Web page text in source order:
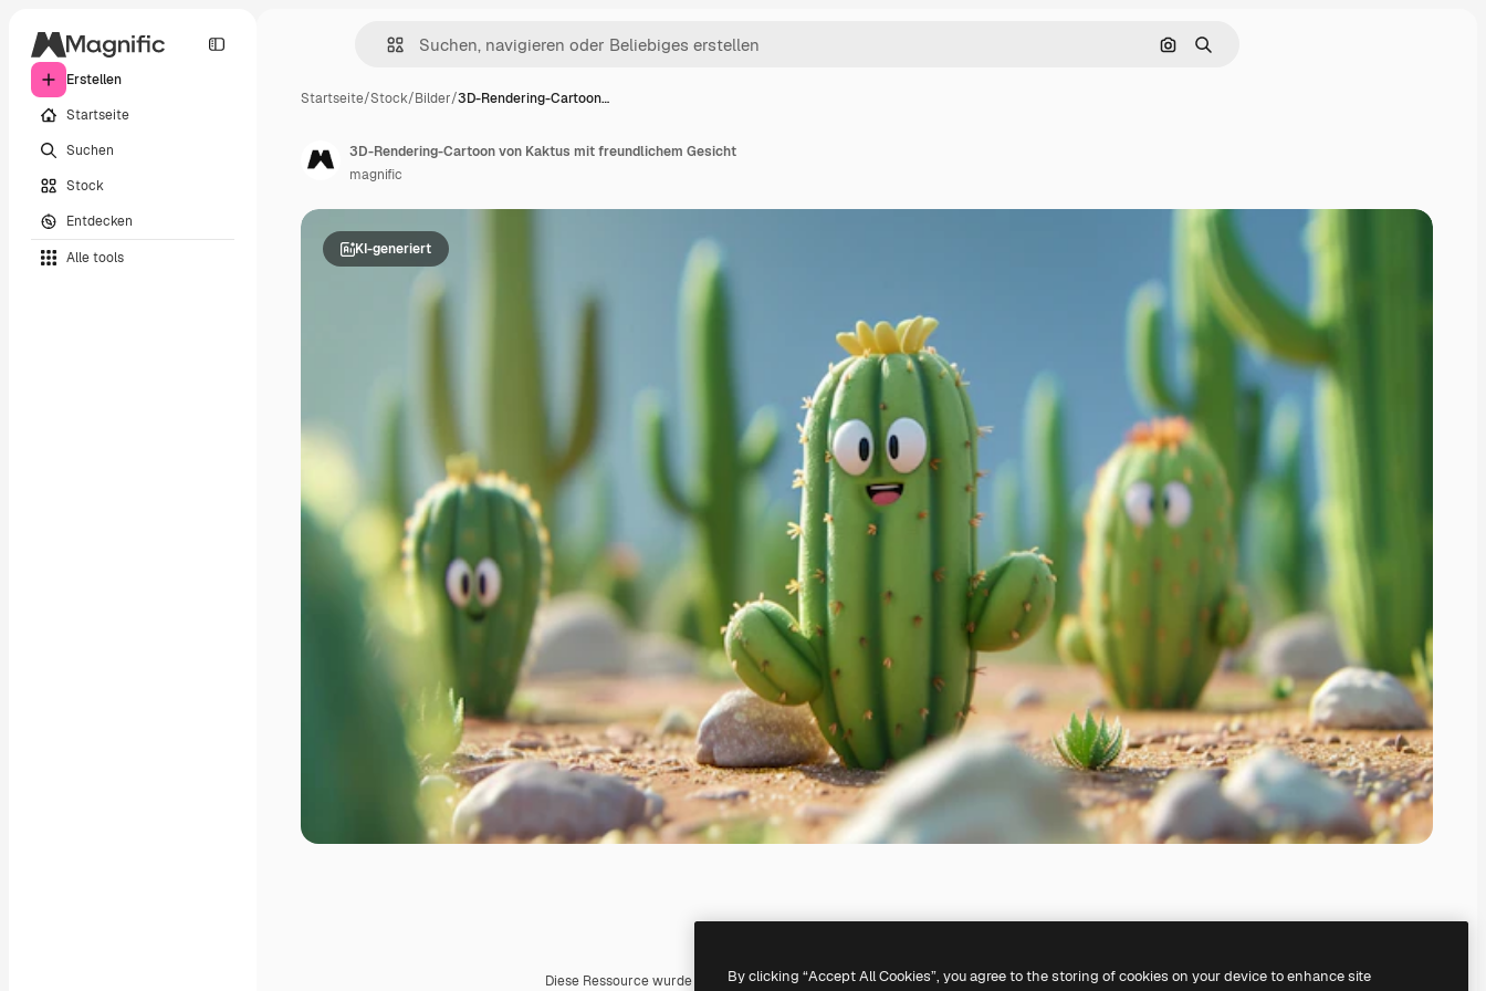
Erstellen
Startseite
Suchen
Stock
Entdecken
Alle tools
Nach Bild suchen
Suchen
Startseite/Stock/Bilder/3D-Rendering-Cartoon…
KI-generiert
Diese Ressource wurde mit KIerstellt. Du kannst deine eigene mit unserem KI-Bildgeneratorerstellen.
3D-Rendering-Cartoon von Kaktus mit freundlichem Gesicht
magnific
By clicking “Accept All Cookies”, you agree to the storing of cookies on your device to enhance site